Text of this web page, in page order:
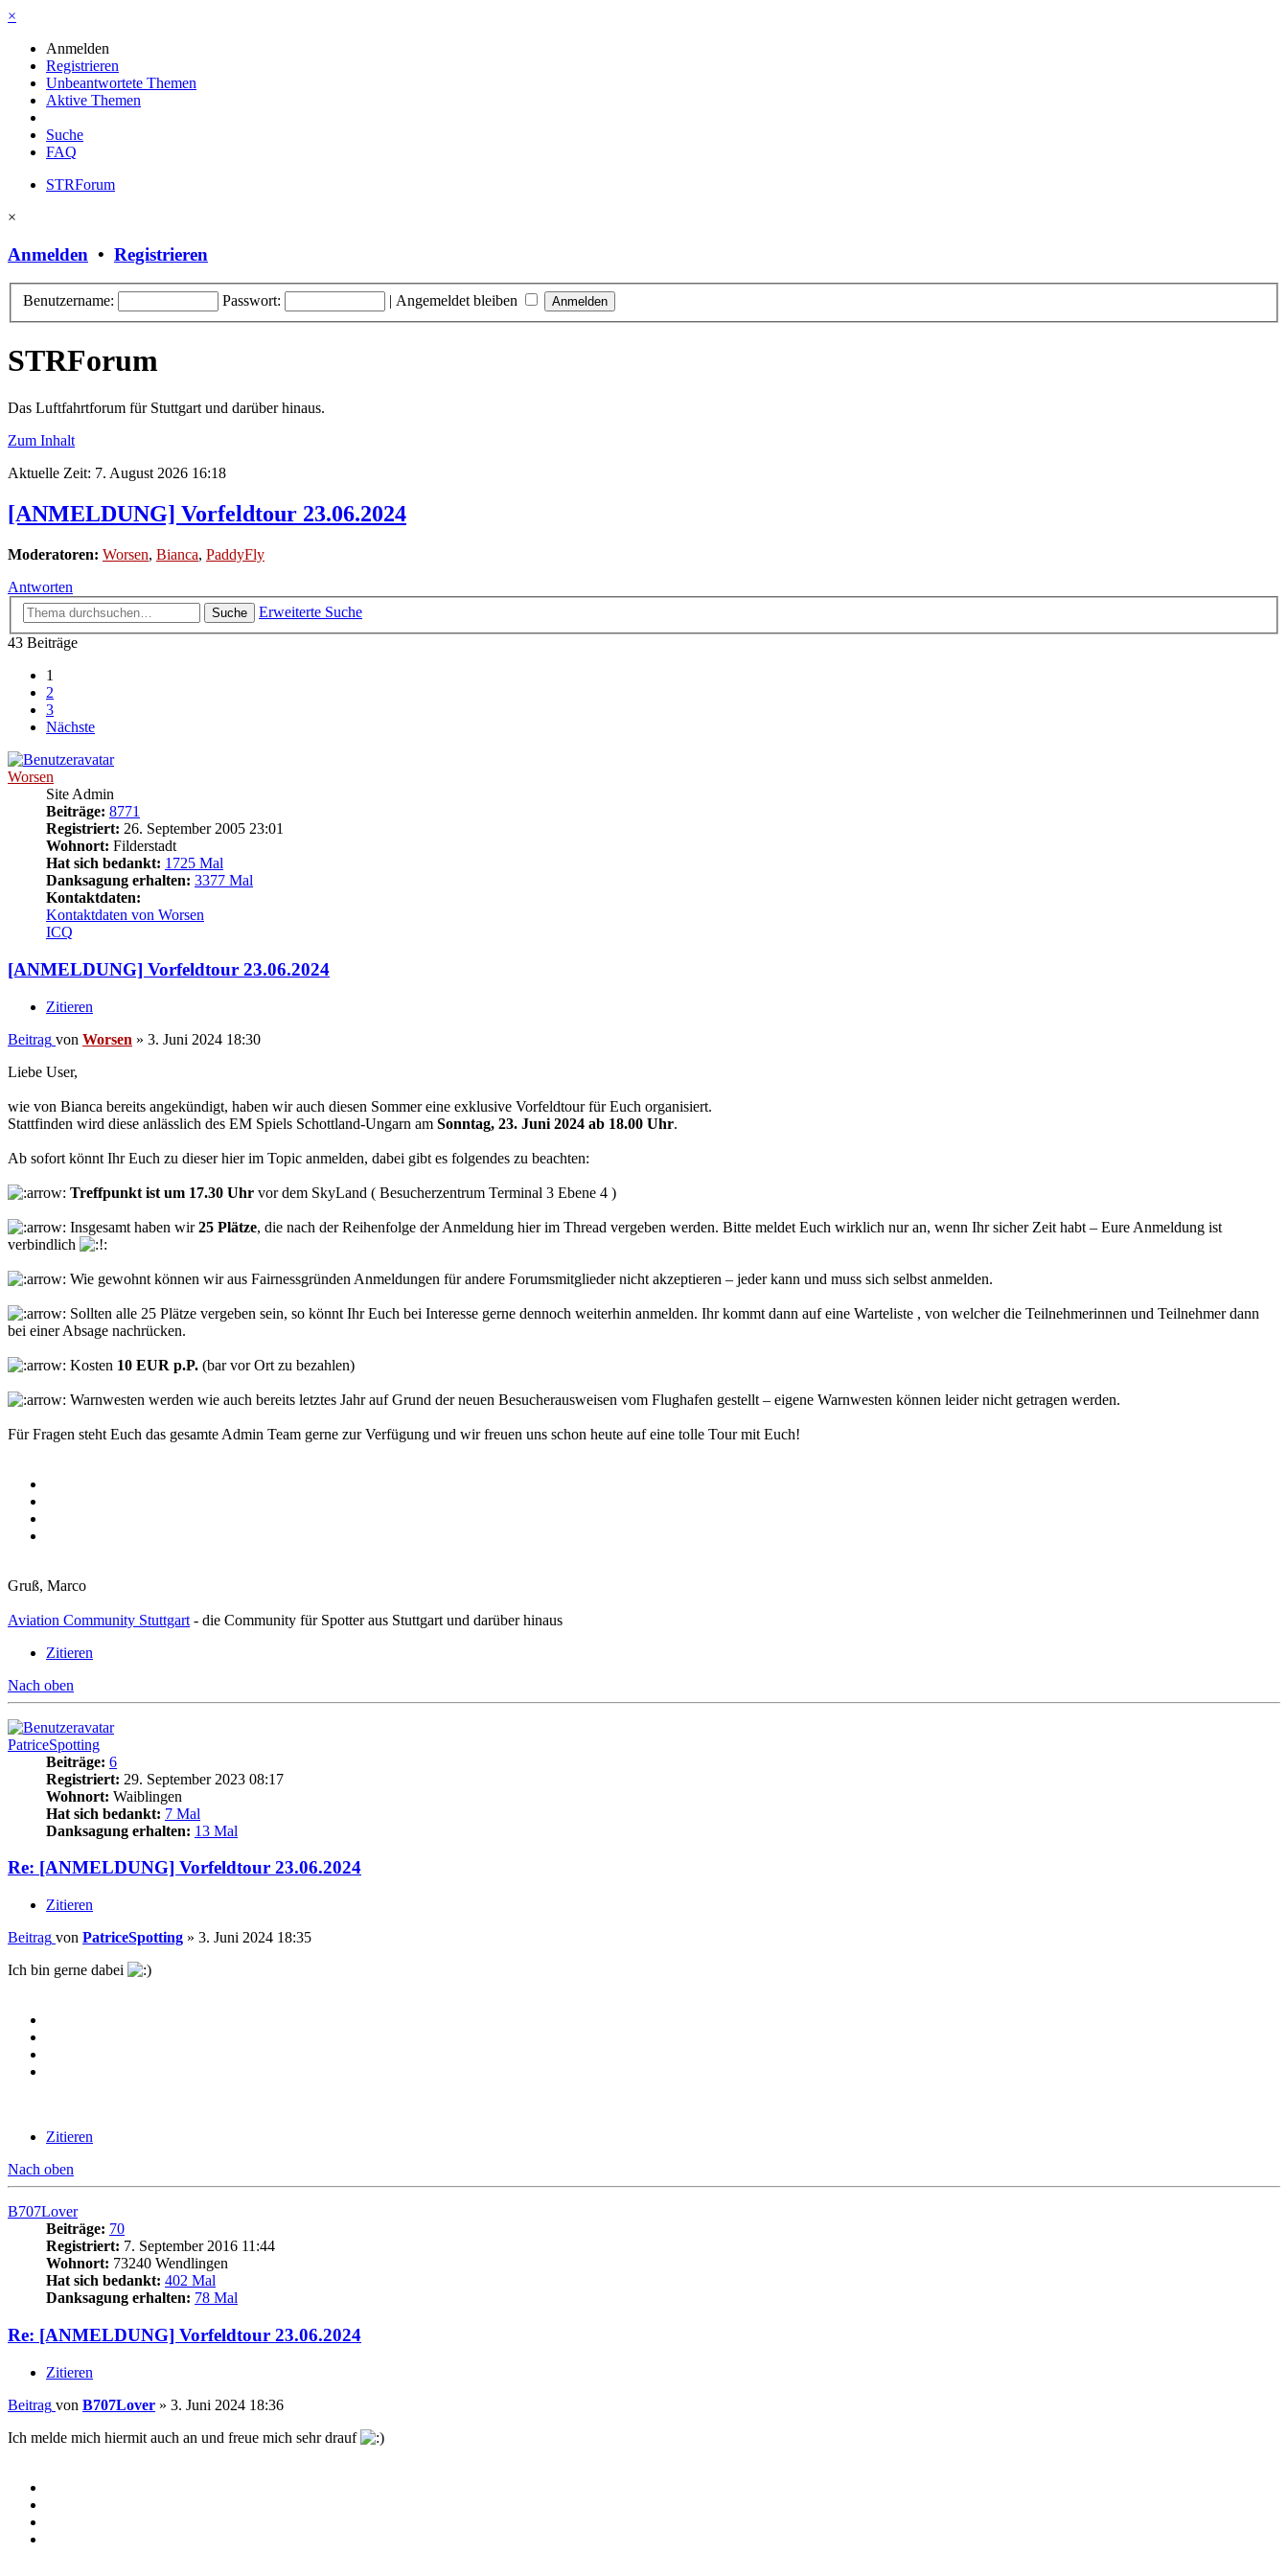
×
Anmelden
Registrieren
Unbeantwortete Themen
Aktive Themen
Suche
FAQ
STRForum
×
Anmelden • Registrieren
Benutzername: Passwort: | Angemeldet bleiben
STRForum
Das Luftfahrtforum für Stuttgart und darüber hinaus.
Zum Inhalt
Aktuelle Zeit: 7. August 2026 16:18
[ANMELDUNG] Vorfeldtour 23.06.2024
Moderatoren: Worsen, Bianca, PaddyFly
Antworten
Suche
Erweiterte Suche
43 Beiträge
1
2
3
Nächste
Worsen
Site Admin
Beiträge: 8771
Registriert: 26. September 2005 23:01
Wohnort: Filderstadt
Hat sich bedankt: 1725 Mal
Danksagung erhalten: 3377 Mal
Kontaktdaten:
Kontaktdaten von Worsen
ICQ
[ANMELDUNG] Vorfeldtour 23.06.2024
Zitieren
Beitrag von Worsen » 3. Juni 2024 18:30
Liebe User,
wie von Bianca bereits angekündigt, haben wir auch diesen Sommer eine exklusive Vorfeldtour für Euch organisiert.
Stattfinden wird diese anlässlich des EM Spiels Schottland-Ungarn am Sonntag, 23. Juni 2024 ab 18.00 Uhr.
Ab sofort könnt Ihr Euch zu dieser hier im Topic anmelden, dabei gibt es folgendes zu beachten:
Treffpunkt ist um 17.30 Uhr vor dem SkyLand ( Besucherzentrum Terminal 3 Ebene 4 )
Insgesamt haben wir25 Plätze, die nach der Reihenfolge der Anmeldung hier im Thread vergeben werden. Bitte meldet Euch wirklich nur an, wenn Ihr sicher Zeit habt – Eure Anmeldung ist
verbindlich
Wie gewohnt können wir aus Fairnessgründen Anmeldungen für andere Forumsmitglieder nicht akzeptieren – jeder kann und muss sich selbst anmelden.
Sollten alle 25 Plätze vergeben sein, so könnt Ihr Euch bei Interesse gerne dennoch weiterhin anmelden. Ihr kommt dann auf eine Warteliste , von welcher die Teilnehmerinnen und Teilnehmer dann
bei einer Absage nachrücken.
Kosten 10 EUR p.P. (bar vor Ort zu bezahlen)
Warnwesten werden wie auch bereits letztes Jahr auf Grund der neuen Besucherausweisen vom Flughafen gestellt – eigene Warnwesten können leider nicht getragen werden.
Für Fragen steht Euch das gesamte Admin Team gerne zur Verfügung und wir freuen uns schon heute auf eine tolle Tour mit Euch!
Gruß, Marco
Aviation Community Stuttgart - die Community für Spotter aus Stuttgart und darüber hinaus
Zitieren
Nach oben
PatriceSpotting
Beiträge: 6
Registriert: 29. September 2023 08:17
Wohnort: Waiblingen
Hat sich bedankt: 7 Mal
Danksagung erhalten: 13 Mal
Re: [ANMELDUNG] Vorfeldtour 23.06.2024
Zitieren
Beitrag von PatriceSpotting » 3. Juni 2024 18:35
Ich bin gerne dabei
Zitieren
Nach oben
B707Lover
Beiträge: 70
Registriert: 7. September 2016 11:44
Wohnort: 73240 Wendlingen
Hat sich bedankt: 402 Mal
Danksagung erhalten: 78 Mal
Re: [ANMELDUNG] Vorfeldtour 23.06.2024
Zitieren
Beitrag von B707Lover » 3. Juni 2024 18:36
Ich melde mich hiermit auch an und freue mich sehr drauf